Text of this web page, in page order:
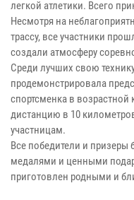
легкой атлетики. Всего
Несмотря на
трассу, все участники
создали атмосферу
Среди лучших свою
продемонстрировала
спортсменка в возрастной
дистанцию в 10
участницам.
Все победители и
медалями и ценными
приготовлен родными и